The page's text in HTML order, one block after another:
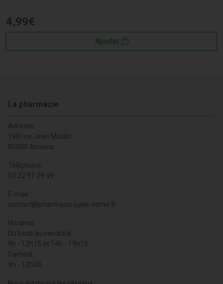
4,99€
Ajouter
La pharmacie
Adresse
190 rue Jean Moulin
80000 Amiens
Téléphone
03 22 91 29 49
E-mail
contact@pharmacie-jules-verne.fr
Horaires
Du lundi au vendredi
9h - 12h15 et 14h - 19h15
Samedi
9h - 12h30